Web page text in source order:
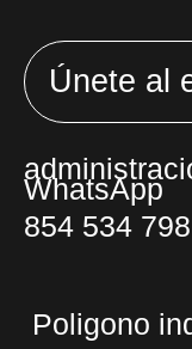
Únete al
WhatsApp
854 534 798
Poligono